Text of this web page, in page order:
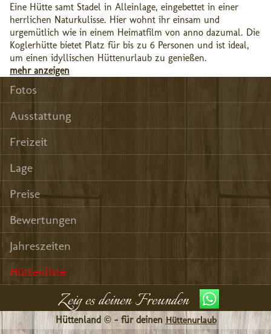
Eine Hütte samt Stadel in Alleinlage, eingebettet in einer
herrlichen Naturkulisse. Hier wohnt ihr einsam und
urgemütlich wie in einem Heimatfilm von anno dazumal. Die
Koglerhütte bietet Platz für bis zu 6 Personen und ist ideal,
um einen idyllischen Hüttenurlaub zu genießen.
mehr anzeigen
Fotos
Ausstattung
Freizeit
Lage
Preise
Bewertungen
Jahreszeiten
Hüttenliste
Zeig es deinen Freunden
Hüttenland © - für deinen Hüttenurlaub